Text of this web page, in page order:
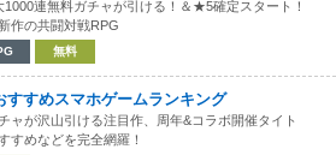
1000連無料ガチャが引ける！＆★5確定スタート！
作の共闘対戦RPG
無料
すすめスマホゲームランキング
ャが沢山引ける注目作、周年&コラボ開催タイト
すめなどを完全網羅！